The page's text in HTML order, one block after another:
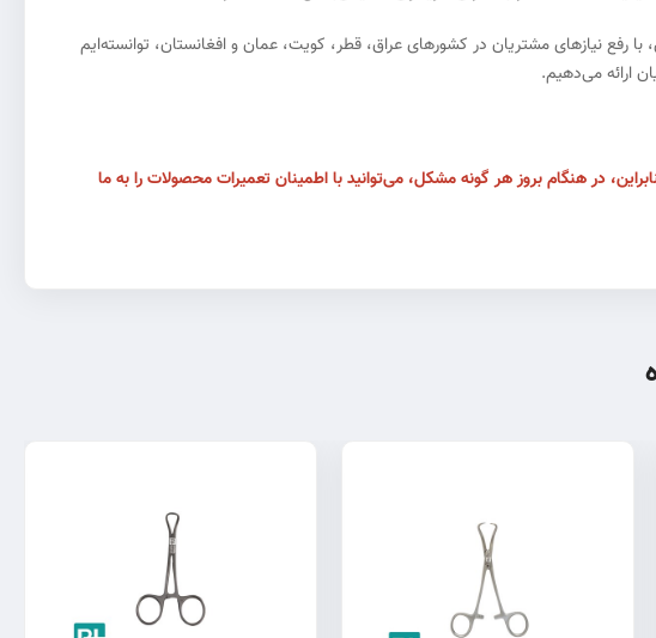
داریم. همچنین، با رفع نیازهای مشتریان در کشورهای عراق، قطر، کویت، عمان و افغانستان، توانسته‌ایم
ارائه می‌دهیم.
در هنگام بروز هر گونه مشکل، می‌توانید با اطمینان تعمیرات محصولات را به ما